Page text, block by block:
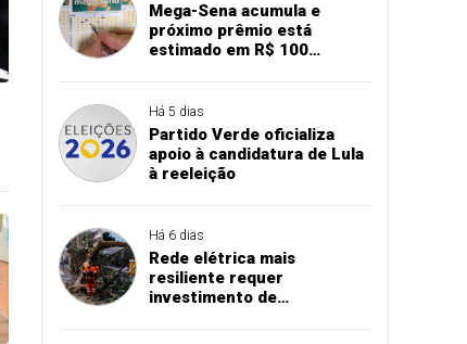
Mega-Sena acumula e
próximo prêmio está
estimado em R$ 100
Há 5 dias
Partido Verde oficializa
apoio à candidatura de Lula
à reeleição
Há 6 dias
Rede elétrica mais
resiliente requer
investimento de